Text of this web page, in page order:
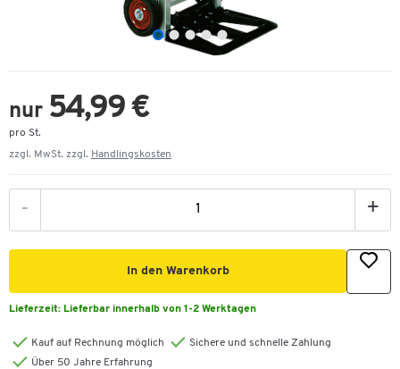
nur 54,99 €
pro St.
zzgl. MwSt. zzgl. Handlingskosten
- +
In den Warenkorb
Lieferzeit: Lieferbar innerhalb von 1-2 Werktagen
Kauf auf Rechnung möglich
Sichere und schnelle Zahlung
Über 50 Jahre Erfahrung